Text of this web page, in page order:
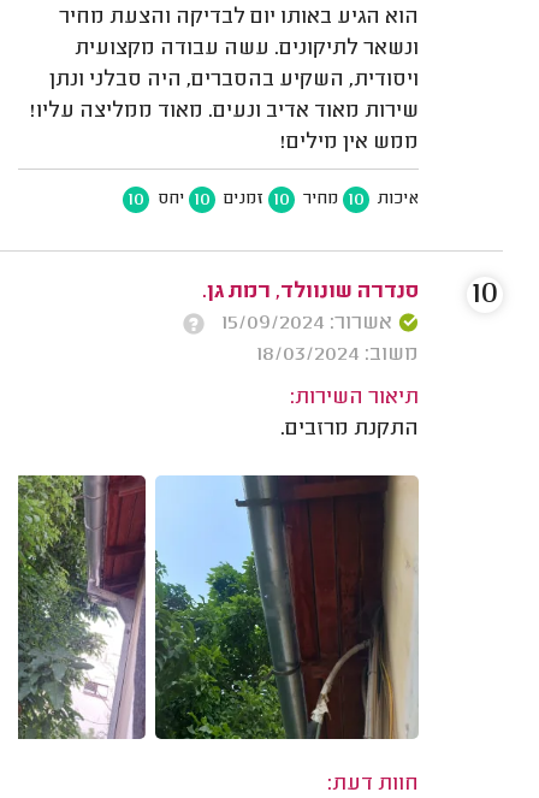
הוא הגיע באותו יום לבדיקה והצעת מחיר
ונשאר לתיקונים. עשה עבודה מקצועית
ויסודית, השקיע בהסברים, היה סבלני ונתן
שירות מאוד אדיב ונעים. מאוד ממליצה עליו!
ממש אין מילים!
איכות 10 מחיר 10 זמנים 10 יחס 10
סנדרה שונוולד, רמת גן.
אשרור: 15/09/2024
משוב: 18/03/2024
תיאור השירות:
התקנת מרזבים.
חוות דעת:
10